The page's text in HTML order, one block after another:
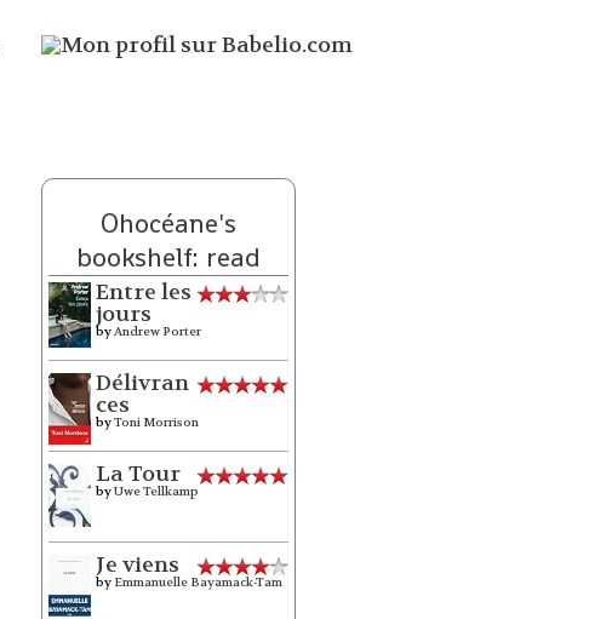
Ohocéane's
bookshelf: read
Entre les
jours
byAndrew Porter
Délivran
ces
byToni Morrison
La Tour
byUwe Tellkamp
Je viens
by Emmanuelle Bayamack-Tam